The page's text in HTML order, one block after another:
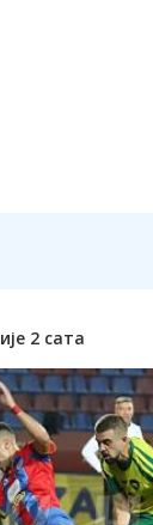
2 сата